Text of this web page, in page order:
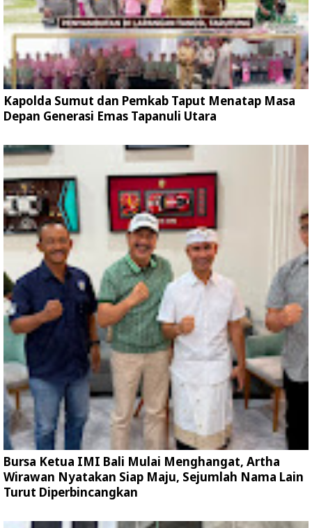
Kapolda Sumut dan Pemkab Taput Menatap Masa
Depan Generasi Emas Tapanuli Utara
Bursa Ketua IMI Bali Mulai Menghangat, Artha
Wirawan Nyatakan Siap Maju, Sejumlah Nama Lain
Turut Diperbincangkan